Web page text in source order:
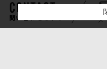
問い合わせをする メ